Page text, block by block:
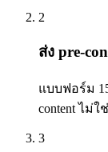
2
ส่ง pre-
แบบฟอร์ม
content ไม่ใ
3